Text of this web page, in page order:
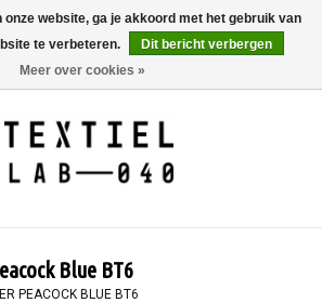
0 Artikelen - €0,00
Blue BT6
PEACOCK BLUE BT6
onze website, ga je akkoord met het gebruik van
te verbeteren.
Dit bericht verbergen
Meer over cookies »